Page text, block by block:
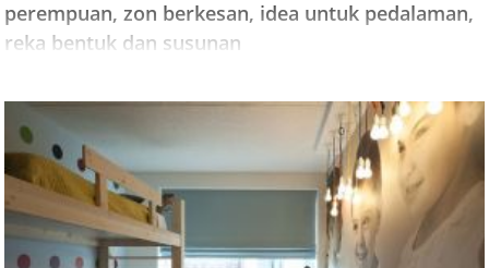
perempuan, zon berkesan, idea untuk pedalaman,
reka bentuk dan susunan